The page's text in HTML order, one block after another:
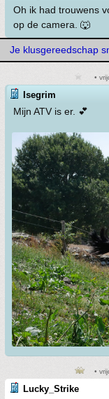
Oh ik had trouwens
op de camera. 🐺
Je klusgereedschap
•
Isegrim
Mijn ATV is er. 💕
•
Lucky_Strike